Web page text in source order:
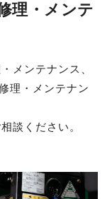
理・メンテ
メンテナンス、
理・メンテナン
談ください。